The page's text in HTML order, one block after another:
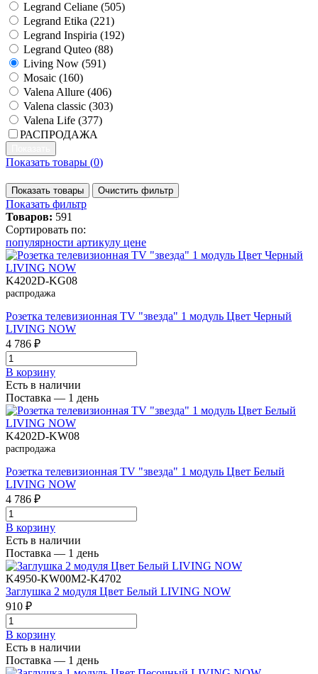
Legrand Celiane (505)
Legrand Etika (221)
Legrand Inspiria (192)
Legrand Quteo (88)
Living Now (591)
Mosaic (160)
Valena Allure (406)
Valena classic (303)
Valena Life (377)
РАСПРОДАЖА
Показать товары (0)
Показать товары Очистить фильтр
Показать фильтр
Товаров: 591
Сортировать по:
популярности артикулу цене
K4202D-KG08
распродажа
Розетка телевизионная TV "звезда" 1 модуль Цвет Черный
LIVING NOW
4 786 ₽
В корзинy
Есть в наличии
Поставка — 1 день
K4202D-KW08
распродажа
Розетка телевизионная TV "звезда" 1 модуль Цвет Белый
LIVING NOW
4 786 ₽
В корзинy
Есть в наличии
Поставка — 1 день
K4950-KW00M2-K4702
Заглушка 2 модуля Цвет Белый LIVING NOW
910 ₽
В корзинy
Есть в наличии
Поставка — 1 день